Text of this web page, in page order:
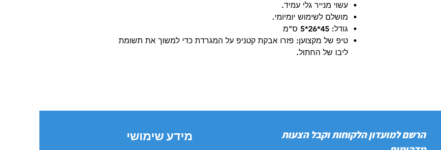
עשוי מנייר גלי עמיד.
מושלם לשימוש יומיומי.
גודל: 45*26*5 ס"מ
טיפ של מקצוען: פזרו אבקת קטניפ על המגרדת כדי למשוך את תשומת
ליבו של החתול.
מידע שימושי
הרשם למועדון הלקוחות וקבל הצעות